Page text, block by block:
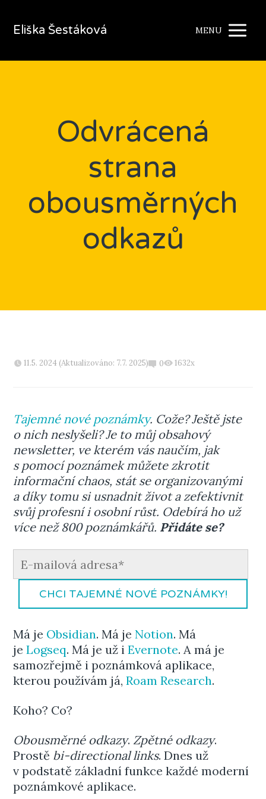
Eliška Šestáková MENU
Odvrácená
strana
obousměrných
odkazů
11.5. 2024 (Aktualizováno: 7.7. 2025) 0 1632x
Tajemné nové poznámky. Cože? Ještě jste
o nich neslyšeli? Je to můj obsahový
newsletter, ve kterém vás naučím, jak
s pomocí poznámek můžete zkrotit
informační chaos, stát se organizovanými
a díky tomu si usnadnit život a zefektivnit
svůj profesní i osobní růst. Odebírá ho už
více než 800 poznámkářů. Přidáte se?
CHCI TAJEMNÉ NOVÉ POZNÁMKY!
Má je Obsidian. Má jeNotion. Má
jeLogseq. Má je už iEvernote. A má je
samozřejmě i poznámková aplikace,
kterou používám já,Roam Research.
Koho? Co?
Obousměrné odkazy. Zpětné odkazy.
Prostě bi-directional links. Dnes už
v podstatě základní funkce každé moderní
poznámkové aplikace.